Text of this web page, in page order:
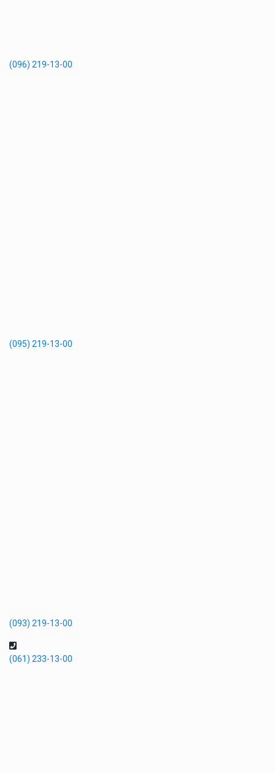
(096) 219-13-00
(095) 219-13-00
(093) 219-13-00
(061) 233-13-00